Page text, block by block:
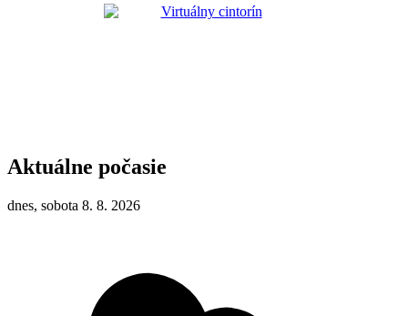
Aktuálne počasie
dnes, sobota 8. 8. 2026